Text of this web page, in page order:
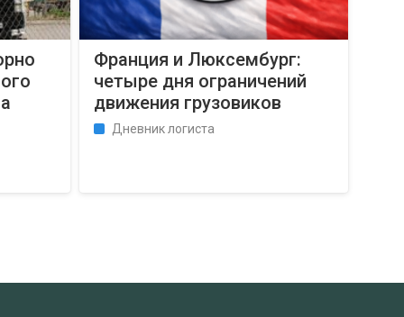
Франция и Люксембург:
четыре дня ограничений
движения грузовиков
Дневник логиста